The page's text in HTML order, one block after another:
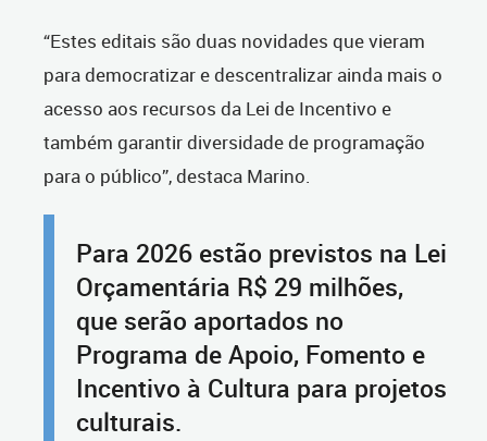
“Estes editais são duas novidades que vieram
para democratizar e descentralizar ainda mais o
acesso aos recursos da Lei de Incentivo e
também garantir diversidade de programação
para o público”, destaca Marino.
Para 2026 estão previstos na Lei
Orçamentária R$ 29 milhões,
que serão aportados no
Programa de Apoio, Fomento e
Incentivo à Cultura para projetos
culturais.